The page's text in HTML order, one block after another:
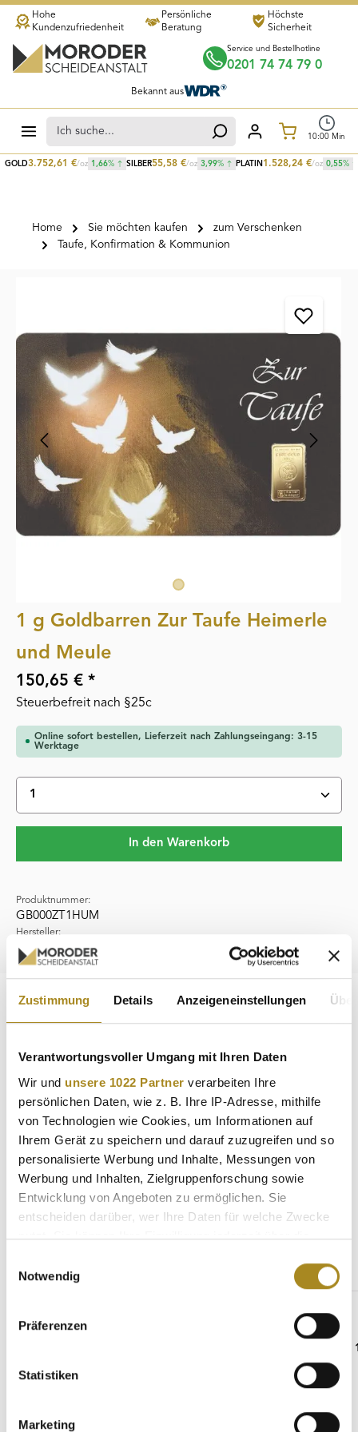
Zustimmung Details Anzeigeneinstellungen
Verantwortungsvoller Umgang mit Ihren Daten
Wir und unsere 1022 Partner verarbeiten Ihre
persönlichen Daten, wie z. B. Ihre IP-Adresse, mithilfe
von Technologien wie Cookies, um Informationen auf
Ihrem Gerät zu speichern und darauf zuzugreifen und so
personalisierte Werbung und Inhalte, Messungen von
Werbung und Inhalten, Zielgruppenforschung sowie
Entwicklung von Angeboten zu ermöglichen. Sie
entscheiden darüber, wer Ihre Daten für welche Zwecke
nutzt. Sie können Ihre Einwilligung jederzeit über die
Trigger Symbol ändern oder widerrufen
Informationen über Ihre geografische Lage
können
bestimmten Merkmalen (Fingerprinting) identifizieren
Notwendig
Präferenzen
Statistiken
Marketing
Zum Hauptinhalt springen
GOLD3.752,61 €/oz 1,66% SILBER55,58 €/oz 3,99% PLATIN 1.528,24 €/oz 0,55%
Hohe
Kundenzufriedenheit
Persönliche
Beratung
Höchste
Sicherheit
Service und Bestellhotline
0201 74 74 79 0
Bekannt aus
10:00 Min
Home Sie möchten kaufen
zum Verschenken
Taufe, Konfirmation & Kommunion
1 g Goldbarren Zur Taufe Heimerle
und Meule
150,65 € *
Steuerbefreit nach §25c
Online sofort bestellen, Lieferzeit nach Zahlungseingang: 3-15
Werktage
Produkt Anzahl: Gib den gewünschten Wert ein
In den Warenkorb
Produktnummer:
GB000ZT1HUM
Hersteller:
Heimerle & Meule
Beschreibung
Herstellers Heimerle + Meule ist ein wertvolles Geschenk
Eigenschaften
Hersteller
Weitere Angebote
Produktgalerie überspringen
Goldmünzen zum Verschenken